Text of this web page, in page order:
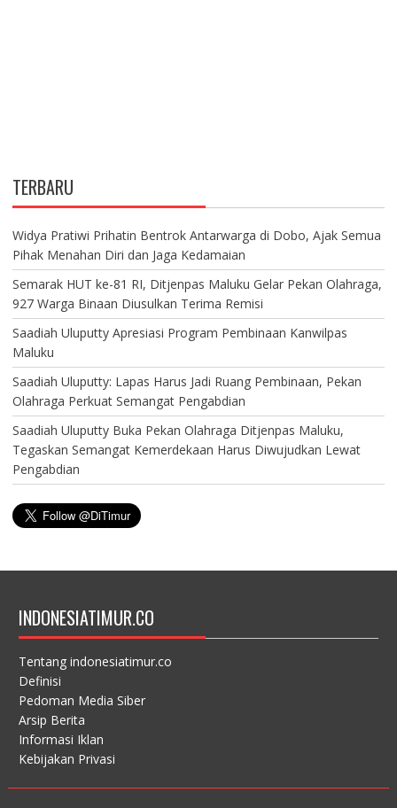
TERBARU
Widya Pratiwi Prihatin Bentrok Antarwarga di Dobo, Ajak Semua
Pihak Menahan Diri dan Jaga Kedamaian
Semarak HUT ke-81 RI, Ditjenpas Maluku Gelar Pekan Olahraga,
927 Warga Binaan Diusulkan Terima Remisi
Saadiah Uluputty Apresiasi Program Pembinaan Kanwilpas
Maluku
Saadiah Uluputty: Lapas Harus Jadi Ruang Pembinaan, Pekan
Olahraga Perkuat Semangat Pengabdian
Saadiah Uluputty Buka Pekan Olahraga Ditjenpas Maluku,
Tegaskan Semangat Kemerdekaan Harus Diwujudkan Lewat
Pengabdian
INDONESIATIMUR.CO
Tentang indonesiatimur.co
Definisi
Pedoman Media Siber
Arsip Berita
Informasi Iklan
Kebijakan Privasi